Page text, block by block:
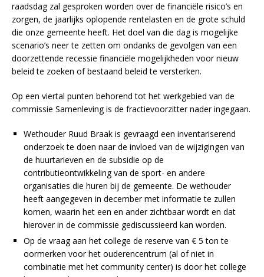
raadsdag zal gesproken worden over de financiële risico’s en
zorgen, de jaarlijks oplopende rentelasten en de grote schuld
die onze gemeente heeft. Het doel van die dag is mogelijke
scenario’s neer te zetten om ondanks de gevolgen van een
doorzettende recessie financiële mogelijkheden voor nieuw
beleid te zoeken of bestaand beleid te versterken.
Op een viertal punten behorend tot het werkgebied van de
commissie Samenleving is de fractievoorzitter nader ingegaan.
Wethouder Ruud Braak is gevraagd een inventariserend
onderzoek te doen naar de invloed van de wijzigingen van
de huurtarieven en de subsidie op de
contributieontwikkeling van de sport- en andere
organisaties die huren bij de gemeente. De wethouder
heeft aangegeven in december met informatie te zullen
komen, waarin het een en ander zichtbaar wordt en dat
hierover in de commissie gediscussieerd kan worden.
Op de vraag aan het college de reserve van € 5 ton te
oormerken voor het ouderencentrum (al of niet in
combinatie met het community center) is door het college